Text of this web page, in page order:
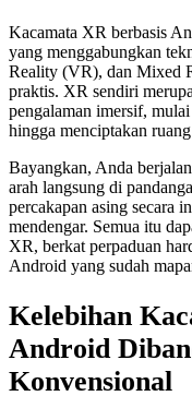
Kacamata XR berbasis
yang menggabungkan
Reality (VR), dan Mixed
praktis. XR sendiri
pengalaman imersif,
hingga menciptakan
Bayangkan, Anda
arah langsung di
percakapan asing secara
mendengar. Semua itu
XR, berkat perpaduan
Android yang sudah
Kelebihan
Android
Konvensional